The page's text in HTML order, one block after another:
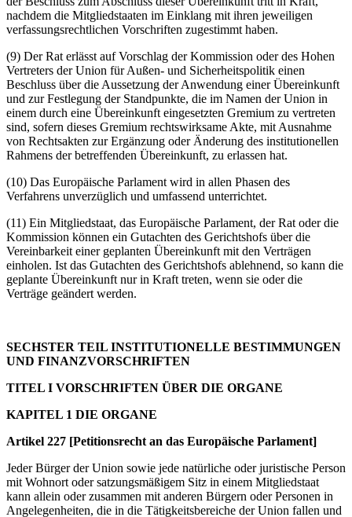
nachdem die Mitgliedstaaten im Einklang mit ihren jeweiligen
verfassungsrechtlichen Vorschriften zugestimmt haben.
(9) Der Rat erlässt auf Vorschlag der Kommission oder des Hohen
Vertreters der Union für Außen- und Sicherheitspolitik einen
Beschluss über die Aussetzung der Anwendung einer Übereinkunft
und zur Festlegung der Standpunkte, die im Namen der Union in
einem durch eine Übereinkunft eingesetzten Gremium zu vertreten
sind, sofern dieses Gremium rechtswirksame Akte, mit Ausnahme
von Rechtsakten zur Ergänzung oder Änderung des institutionellen
Rahmens der betreffenden Übereinkunft, zu erlassen hat.
(10) Das Europäische Parlament wird in allen Phasen des
Verfahrens unverzüglich und umfassend unterrichtet.
(11) Ein Mitgliedstaat, das Europäische Parlament, der Rat oder die
Kommission können ein Gutachten des Gerichtshofs über die
Vereinbarkeit einer geplanten Übereinkunft mit den Verträgen
einholen. Ist das Gutachten des Gerichtshofs ablehnend, so kann die
geplante Übereinkunft nur in Kraft treten, wenn sie oder die
Verträge geändert werden.
SECHSTER TEIL INSTITUTIONELLE BESTIMMUNGEN
UND FINANZVORSCHRIFTEN
TITEL I VORSCHRIFTEN ÜBER DIE ORGANE
KAPITEL 1 DIE ORGANE
Artikel 227 [Petitionsrecht an das Europäische Parlament]
Jeder Bürger der Union sowie jede natürliche oder juristische Person
mit Wohnort oder satzungsmäßigem Sitz in einem Mitgliedstaat
kann allein oder zusammen mit anderen Bürgern oder Personen in
Angelegenheiten, die in die Tätigkeitsbereiche der Union fallen und